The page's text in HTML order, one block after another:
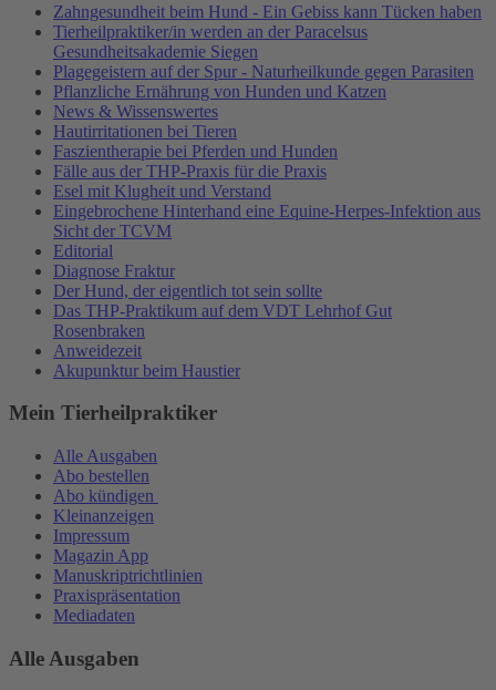
Zahngesundheit beim Hund - Ein Gebiss kann Tücken haben
Tierheilpraktiker/in werden an der Paracelsus
Gesundheitsakademie Siegen
Plagegeistern auf der Spur - Naturheilkunde gegen Parasiten
Pflanzliche Ernährung von Hunden und Katzen
News & Wissenswertes
Hautirritationen bei Tieren
Faszientherapie bei Pferden und Hunden
Fälle aus der THP-Praxis für die Praxis
Esel mit Klugheit und Verstand
Eingebrochene Hinterhand eine Equine-Herpes-Infektion aus
Sicht der TCVM
Editorial
Diagnose Fraktur
Der Hund, der eigentlich tot sein sollte
Das THP-Praktikum auf dem VDT Lehrhof Gut
Rosenbraken
Anweidezeit
Akupunktur beim Haustier
Mein Tierheilpraktiker
Alle Ausgaben
Abo bestellen
Abo kündigen
Kleinanzeigen
Impressum
Magazin App
Manuskriptrichtlinien
Praxispräsentation
Mediadaten
Alle Ausgaben